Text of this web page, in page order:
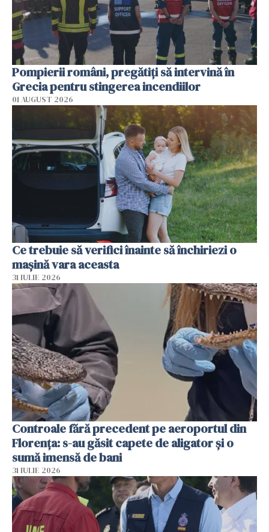
Pompierii români, pregătiţi să intervină în
Grecia pentru stingerea incendiilor
01 AUGUST 2026
Ce trebuie să verifici înainte să închiriezi o
mașină vara aceasta
31 IULIE 2026
Controale fără precedent pe aeroportul din
Florența: s-au găsit capete de aligator și o
sumă imensă de bani
31 IULIE 2026